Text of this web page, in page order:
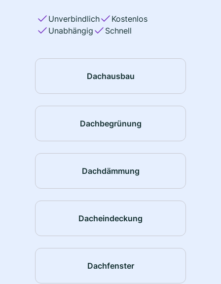
Unverbindlich
Kostenlos
Unabhängig
Schnell
Dachausbau
Dachbegrünung
Dachdämmung
Dacheindeckung
Dachfenster